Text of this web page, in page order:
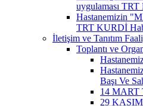
uygulaması
Hastanemizin
TRT KURDİ
İletişim ve Tanıtım
Toplantı ve
Başı Ve
14
29